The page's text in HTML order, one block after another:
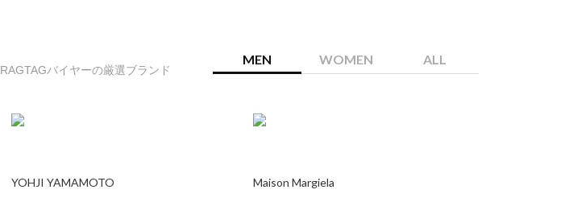
RAGTAGバイヤーの厳選ブランド
MEN WOMEN ALL
YOHJI YAMAMOTO Maison Margiela